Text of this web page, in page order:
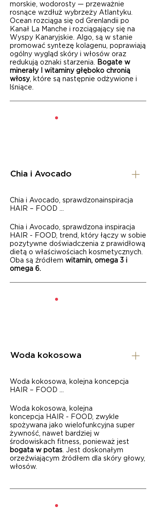
morskie, wodorosty — przeważnie
rosnące wzdłuż wybrzeży Atlantyku.
Ocean rozciąga się od Grenlandii po
Kanał La Manche i rozciągający się na
Wyspy Kanaryjskie. Algo, są w stanie
promować syntezę kolagenu, poprawiają
ogólny wygląd skóry i włosów oraz
redukują oznaki starzenia. Bogate w
minerały I witaminy głęboko chronią
włosy, które są następnie odżywione i
lśniące.
Chia i Avocado
Chia i Avocado, sprawdzonainspiracja
HAIR – FOOD ...
Chia i Avocado, sprawdzona inspiracja
HAIR - FOOD, trend, który łączy w sobie
pozytywne doświadczenia z prawidłową
dietą o właściwościach kosmetycznych.
Oba są źródłem witamin, omega 3 i
omega 6.
Woda kokosowa
Woda kokosowa, kolejna koncepcja
HAIR – FOOD ...
Woda kokosowa, kolejna
koncepcja HAIR - FOOD, zwykle
spożywana jako wielofunkcyjna super
żywność, nawet bardziej w
środowiskach fitness, ponieważ jest
bogata w potas. Jest doskonałym
orzeźwiającym źródłem dla skóry głowy,
włosów.